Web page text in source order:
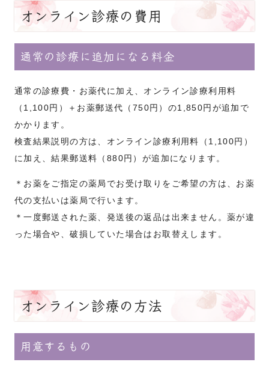
オンライン診療の費用
通常の診療に追加になる料金
通常の診療費・お薬代に加え、オンライン診療利用料
（1,100円）＋お薬郵送代（750円）の1,850円が追加で
かかります。
検査結果説明の方は、オンライン診療利用料（1,100円）
に加え、結果郵送料（880円）が追加になります。
＊お薬をご指定の薬局でお受け取りをご希望の方は、お薬
代の支払いは薬局で行います。
＊一度郵送された薬、発送後の返品は出来ません。薬が違
った場合や、破損していた場合はお取替えします。
オンライン診療の方法
用意するもの